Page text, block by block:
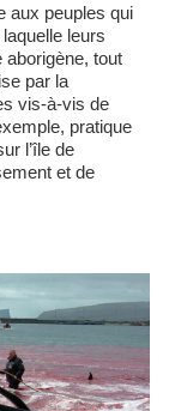
leurs
tout
par la
vis-à-vis de
pratique
l’île de
et de